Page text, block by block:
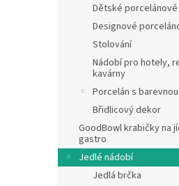
Dětské
Designové
Stolování
Nádobí pro hotely,
kavárny
Porcelán s
Břidlicový dekor
GoodBowl krabičky na
gastro
Jedlé nádobí
Jedlá brčka